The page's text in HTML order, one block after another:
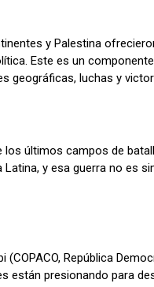
y Palestina
Este es un
geográficas, luchas y
los últimos campos de
y esa guerra no es
República
están presionando para